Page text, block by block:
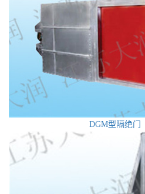
DGM型隔绝门